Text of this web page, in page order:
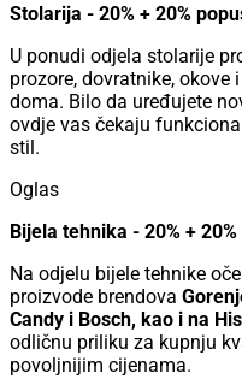
Stolarija - 20% + 20%
U ponudi odjela stolarije
prozore, dovratnike, okove
doma. Bilo da uređujete
ovdje vas čekaju
stil.
Oglas
Bijela tehnika - 20% +
Na odjelu bijele tehnike
proizvode brendova
Candy i Bosch, kao i na
odličnu priliku za kupnju
povoljnijim cijenama.